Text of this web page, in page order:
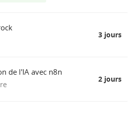
3 jours
de l'IA avec n8n
2 jours